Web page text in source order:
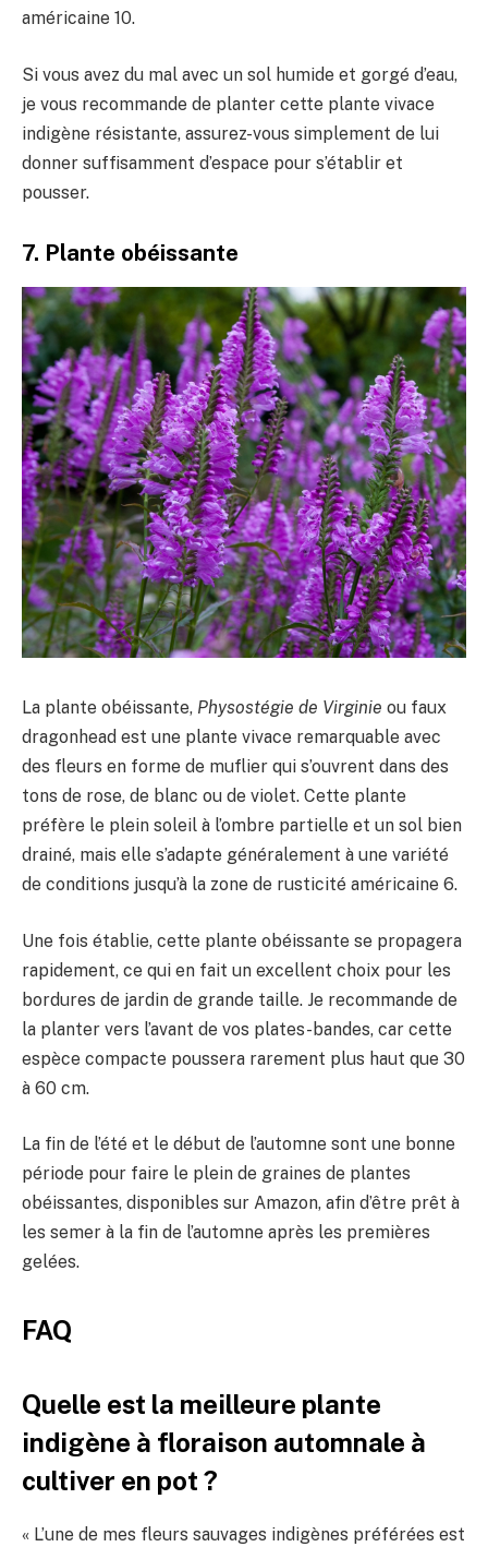
américaine 10.
Si vous avez du mal avec un sol humide et gorgé d’eau,
je vous recommande de planter cette plante vivace
indigène résistante, assurez-vous simplement de lui
donner suffisamment d’espace pour s’établir et
pousser.
7. Plante obéissante
La plante obéissante, Physostégie de Virginie ou faux
dragonhead est une plante vivace remarquable avec
des fleurs en forme de muflier qui s’ouvrent dans des
tons de rose, de blanc ou de violet. Cette plante
préfère le plein soleil à l’ombre partielle et un sol bien
drainé, mais elle s’adapte généralement à une variété
de conditions jusqu’à la zone de rusticité américaine 6.
Une fois établie, cette plante obéissante se propagera
rapidement, ce qui en fait un excellent choix pour les
bordures de jardin de grande taille. Je recommande de
la planter vers l’avant de vos plates-bandes, car cette
espèce compacte poussera rarement plus haut que 30
à 60 cm.
La fin de l’été et le début de l’automne sont une bonne
période pour faire le plein de graines de plantes
obéissantes, disponibles sur Amazon, afin d’être prêt à
les semer à la fin de l’automne après les premières
gelées.
FAQ
Quelle est la meilleure plante
indigène à floraison automnale à
cultiver en pot ?
« L’une de mes fleurs sauvages indigènes préférées est